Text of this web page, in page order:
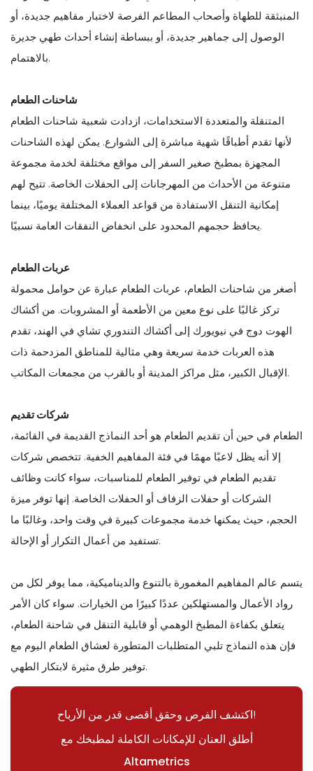
المنبثقة للطهاة وأصحاب المطاعم الفرصة لاختبار مفاهيم جديدة، أو
الوصول إلى جماهير جديدة، أو ببساطة إنشاء أحداث طهي جديرة
بالاهتمام.
شاحنات الطعام
المتنقلة والمتعددة الاستخدامات، ازدادت شعبية شاحنات الطعام
لأنها تقدم أطباقًا شهية مباشرة إلى الشوارع. يمكن لهذه الشاحنات
المجهزة بمطبخ صغير السفر إلى مواقع مختلفة لخدمة مجموعة
متنوعة من الأحداث من المهرجانات إلى الحفلات الخاصة. تتيح لهم
إمكانية التنقل الاستفادة من قواعد العملاء المختلفة يوميًا، بينما
يحافظ حجمهم المحدود على انخفاض النفقات العامة نسبيًا.
عربات الطعام
أصغر من شاحنات الطعام، عربات الطعام عبارة عن حوامل محمولة
تركز غالبًا على نوع معين من الأطعمة أو المشروبات. من أكشاك
الهوت دوج في نيويورك إلى أكشاك التندوري تشاي في الهند، تقدم
هذه العربات خدمة سريعة وهي مثالية للمناطق المزدحمة ذات
الإقبال الكبير، مثل مراكز المدينة أو بالقرب من مجمعات المكاتب.
شركات تقديم
الطعام في حين أن تقديم الطعام هو أحد النماذج القديمة في القائمة،
إلا أنه يظل لاعبًا مهمًا في فئة المفاهيم الخفية. تتخصص شركات
تقديم الطعام في توفير الطعام للمناسبات، سواء كانت وظائف
الشركات أو حفلات الزفاف أو الحفلات الخاصة. إنها توفر ميزة
الحجم، حيث يمكنها خدمة مجموعات كبيرة في وقت واحد، وغالبًا ما
تستفيد من أعمال التكرار أو الإحالة.
يتسم عالم المفاهيم المغمورة بالتنوع والديناميكية، مما يوفر لكل من
رواد الأعمال والمستهلكين عددًا كبيرًا من الخيارات. سواء كان الأمر
يتعلق بكفاءة المطبخ الوهمي أو قابلية التنقل في شاحنة الطعام،
فإن هذه النماذج تلبي المتطلبات المتطورة لعشاق الطعام اليوم مع
توفير طرق مثيرة لابتكار الطهي.
اكتشف الفرص وحقق أقصى قدر من الأرباح!
أطلق العنان للإمكانات الكاملة لمطبخك مع
Altametrics